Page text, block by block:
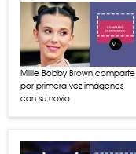
Millie Bobby Brown comparte
por primera vez imágenes
con su novio